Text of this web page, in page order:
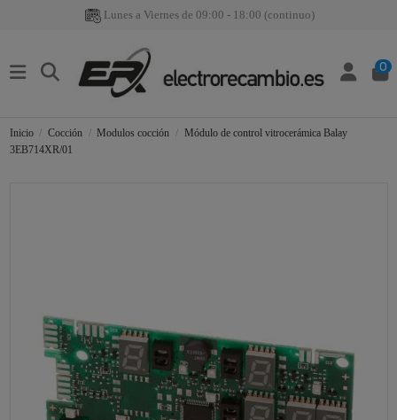
Lunes a Viernes de 09:00 - 18:00 (continuo)
0
Inicio Cocción Modulos cocción
Módulo de control vitrocerámica Balay
3EB714XR/01